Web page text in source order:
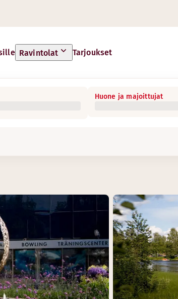
Ravintolat Tarjoukset
Huone ja majoittujat